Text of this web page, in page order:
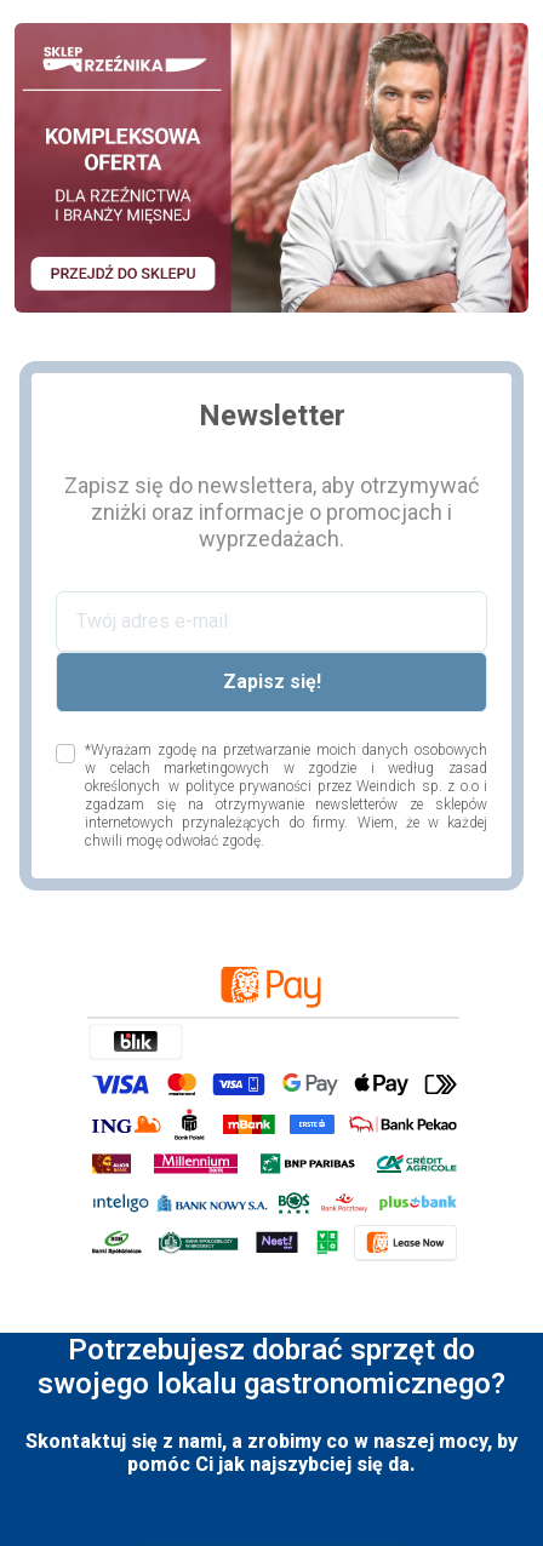
Newsletter
Zapisz się do newslettera, aby otrzymywać
zniżki oraz informacje o promocjach i
wyprzedażach.
*Wyrażam zgodę na przetwarzanie moich danych osobowych
w celach marketingowych w zgodzie i według zasad
określonych w polityce prywaności przez Weindich sp. z o.o i
zgadzam się na otrzymywanie newsletterów ze sklepów
internetowych przynależących do firmy. Wiem, że w każdej
chwili mogę odwołać zgodę.
Potrzebujesz dobrać sprzęt do
swojego lokalu gastronomicznego?
Skontaktuj się z nami, a zrobimy co w naszej mocy, by
pomóc Ci jak najszybciej się da.